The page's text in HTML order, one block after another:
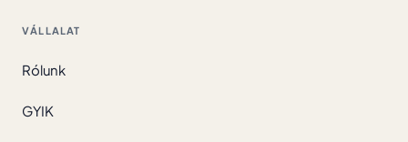
VÁLLALAT
Rólunk
GYIK